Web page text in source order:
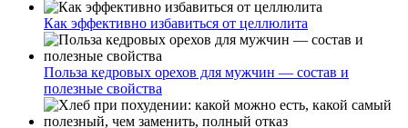
Как эффективно избавиться от целлюлита
Польза кедровых орехов для мужчин — состав и
полезные свойства